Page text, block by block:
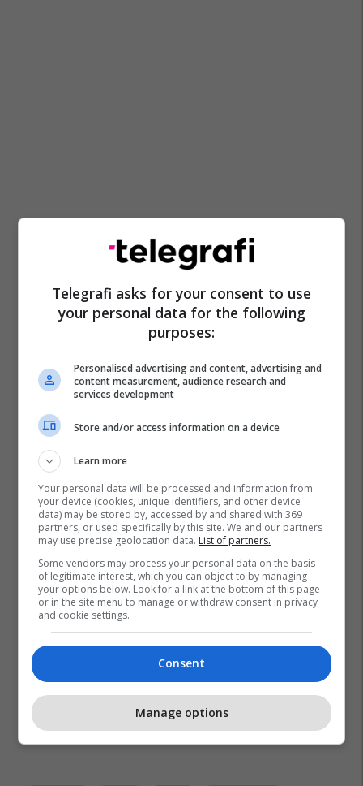
Telegrafi asks for your consent to use
your personal data for the following
purposes:
Personalised advertising and content, advertising and
content measurement, audience research and
services development
Store and/or access information on a device
Learn more
Your personal data will be processed and information from
your device (cookies, unique identifiers, and other device
data) may be stored by, accessed by and shared with 369
partners, or used specifically by this site. We and our partners
may use precise geolocation data. List of partners.
Some vendors may process your personal data on the basis
of legitimate interest, which you can object to by managing
your options below. Look for a link at the bottom of this page
or in the site menu to manage or withdraw consent in privacy
and cookie settings.
Consent
Manage options